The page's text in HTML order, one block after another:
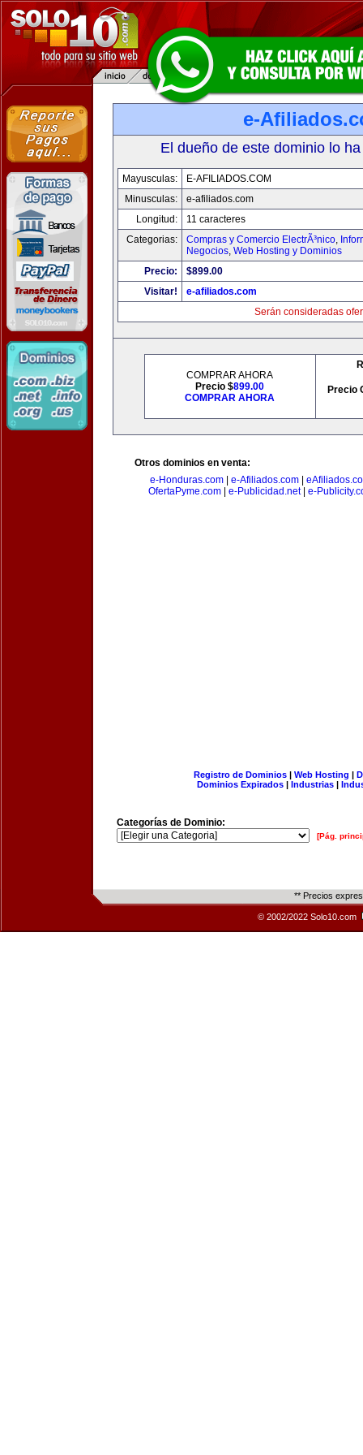
e-
El dueño de este dominio lo
Mayusculas:
E-AFILIADOS.COM
Minusculas:
e-afiliados.com
Longitud:
11 caracteres
Categorias:
Compras y Comercio ElectrÃ³nico,
Negocios, Web Hosting y Dominios
Precio:
$899.00
Visitar!
e-afiliados.com
Serán consideradas
COMPRAR AHORA
Precio $899.00
COMPRAR AHORA
Precio
Otros dominios en venta:
e-Honduras.com| e-Afiliados.com|
OfertaPyme.com| e-Publicidad.net| e-
Registro de Dominios| Web Hosting |
Dominios Expirados | Industrias |
Categorías de Dominio:
[Pág.
** Precios
© 2002/2022 Solo10.com